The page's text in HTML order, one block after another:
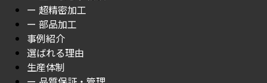
ー 超精密加工
ー 部品加工
事例紹介
選ばれる理由
生産体制